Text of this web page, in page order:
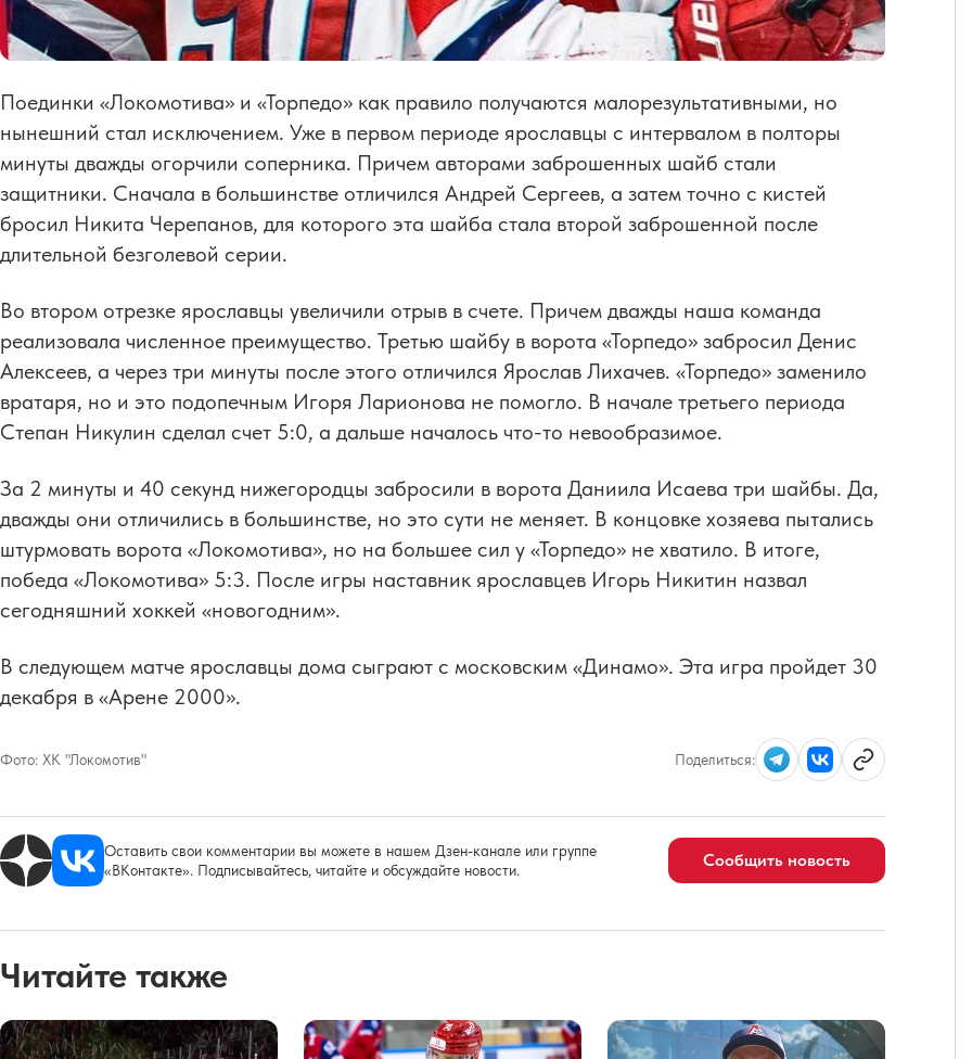
Поединки «Локомотива» и «Торпедо» как правило получаются малорезультативными, но
нынешний стал исключением. Уже в первом периоде ярославцы с интервалом в полторы
минуты дважды огорчили соперника. Причем авторами заброшенных шайб стали
защитники. Сначала в большинстве отличился Андрей Сергеев, а затем точно с кистей
бросил Никита Черепанов, для которого эта шайба стала второй заброшенной после
длительной безголевой серии.
Во втором отрезке ярославцы увеличили отрыв в счете. Причем дважды наша команда
реализовала численное преимущество. Третью шайбу в ворота «Торпедо» забросил Денис
Алексеев, а через три минуты после этого отличился Ярослав Лихачев. «Торпедо» заменило
вратаря, но и это подопечным Игоря Ларионова не помогло. В начале третьего периода
Степан Никулин сделал счет 5:0, а дальше началось что-то невообразимое.
За 2 минуты и 40 секунд нижегородцы забросили в ворота Даниила Исаева три шайбы. Да,
дважды они отличились в большинстве, но это сути не меняет. В концовке хозяева пытались
штурмовать ворота «Локомотива», но на большее сил у «Торпедо» не хватило. В итоге,
победа «Локомотива» 5:3. После игры наставник ярославцев Игорь Никитин назвал
сегодняшний хоккей «новогодним».
В следующем матче ярославцы дома сыграют с московским «Динамо». Эта игра пройдет 30
декабря в «Арене 2000».
Фото: ХК "Локомотив" Поделиться:
Оставить свои комментарии вы можете в нашем Дзен-канале или группе
«ВКонтакте». Подписывайтесь, читайте и обсуждайте новости.
Сообщить новость
Читайте также